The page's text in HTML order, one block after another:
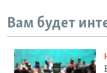
Вам будет